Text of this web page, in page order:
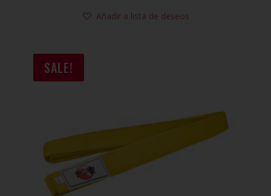
Añadir a lista de deseos
SALE!